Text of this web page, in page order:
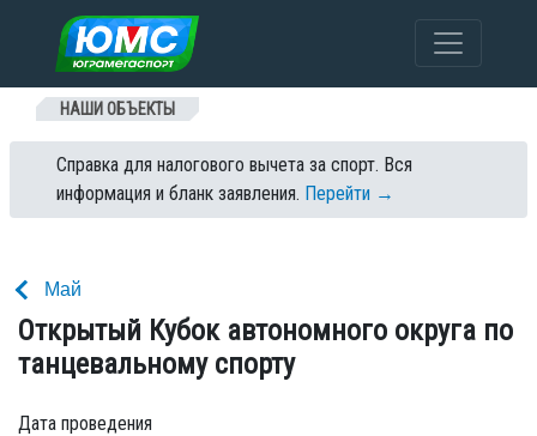
Перейти к содержанию
НАШИ ОБЪЕКТЫ
Справка для налогового вычета за спорт. Вся
информация и бланк заявления. Перейти →
Май
Открытый Кубок автономного округа по
танцевальному спорту
Дата проведения